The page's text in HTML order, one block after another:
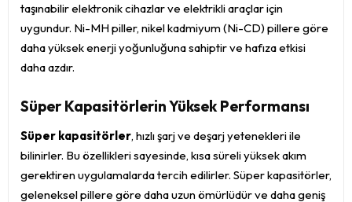
taşınabilir elektronik cihazlar ve elektrikli araçlar için
uygundur. Ni-MH piller, nikel kadmiyum (Ni-CD) pillere göre
daha yüksek enerji yoğunluğuna sahiptir ve hafıza etkisi
daha azdır.
Süper Kapasitörlerin Yüksek Performansı
Süper kapasitörler, hızlı şarj ve deşarj yetenekleri ile
bilinirler. Bu özellikleri sayesinde, kısa süreli yüksek akım
gerektiren uygulamalarda tercih edilirler. Süper kapasitörler,
geleneksel pillere göre daha uzun ömürlüdür ve daha geniş